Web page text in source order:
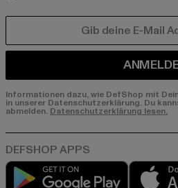
Informationen dazu, wie DefShop mit
in unserer Datenschutzerklärung. Du
abmelden. Datenschutzerklärung lesen.
Play